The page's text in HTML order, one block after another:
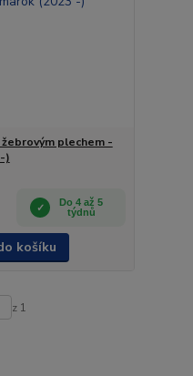
plechem -
)
Do 4 až 5
týdnů
košíku
z 1